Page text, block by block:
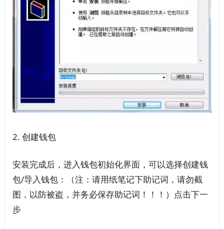
2. 创建钱包
安装完成后，进入钱包初始化界面，可以选择创建钱
包/导入钱包：（注：请用纸笔记下助记词，请勿截
图，以防被盗，并务必保存助记词！！！）点击下一
步